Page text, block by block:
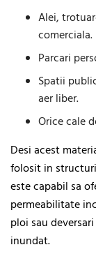
Alei,
comerciala.
Parcari
Spatii
aer liber.
Orice cale
Desi acest
folosit in
este capabil sa
permeabilitate
ploi sau
inundat.